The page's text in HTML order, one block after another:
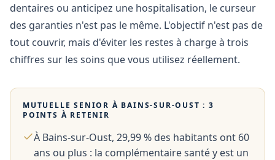
dentaires ou anticipez une hospitalisation, le curseur
des garanties n'est pas le même. L'objectif n'est pas de
tout couvrir, mais d'éviter les restes à charge à trois
chiffres sur les soins que vous utilisez réellement.
MUTUELLE SENIOR À BAINS-SUR-OUST : 3
POINTS À RETENIR
À Bains-sur-Oust, 29,99 % des habitants ont 60
ans ou plus : la complémentaire santé y est un